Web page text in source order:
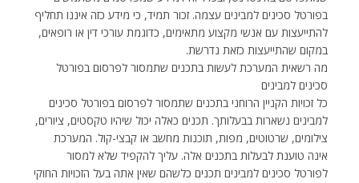
בפורטל סכינים למבינים עצמה. זכור תמיד, כי מידע כזה איננו תחליף
להתייעצות עם אנשי מקצוע מתאימים, כדוגמת עורכי דין או רופאים,
במקום שהתייעצות כזאת נדרשת.
מה רשאית המערכת לעשות בתכנים שתמסור לפרסום בפורטל
סכינים למבינים
כל זכויות הקניין הרוחני בתכנים שתמסור לפרסום בפורטל סכינים
למבינים נשארות בבעלותך. תכנים כאלה יכול שיהיו טקסטים, ציורים,
צילומים, שרטוטים, מפות, תוכנות מחשב או קבצי-קול. המערכת
אינה טוענת לבעלות בתכנים אלה. עליך להקפיד שלא למסור
לפורטל סכינים למבינים תכנים כלשהם שאין אתה בעל הזכויות החוקי